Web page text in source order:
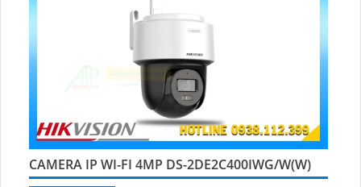
CAMERA IP WI-FI 4MP DS-2DE2C400IWG/W(W)